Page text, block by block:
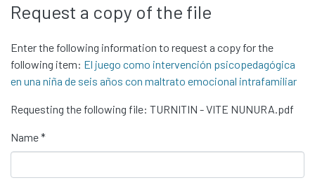
Request a copy of the file
Enter the following information to request a copy for the
following item: El juego como intervención psicopedagógica
en una niña de seis años con maltrato emocional intrafamiliar
Requesting the following file: TURNITIN - VITE NUNURA.pdf
Name *